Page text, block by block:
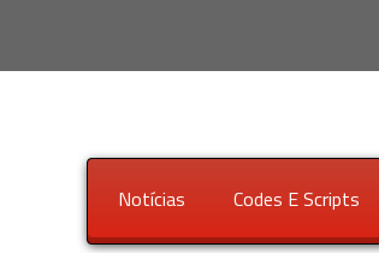
Notícias Codes E Scripts